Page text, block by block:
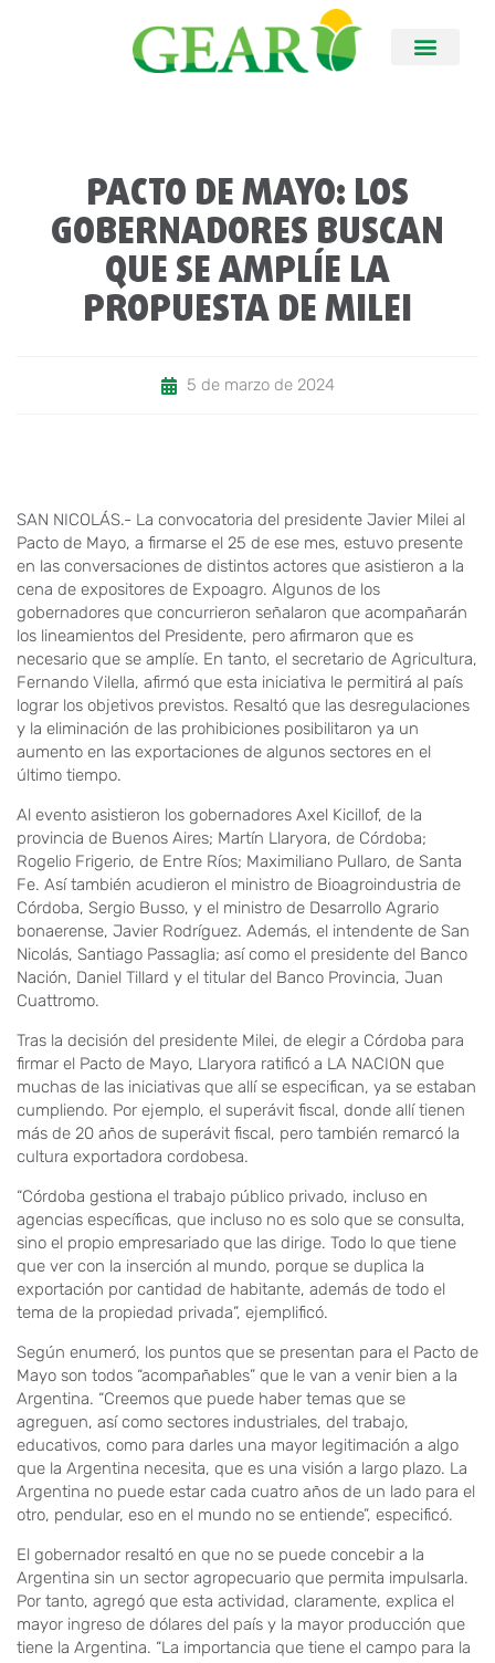
PACTO DE MAYO: LOS
GOBERNADORES BUSCAN
QUE SE AMPLÍE LA
PROPUESTA DE MILEI
5 de marzo de 2024
SAN NICOLÁS.- La convocatoria del presidente Javier Milei al
Pacto de Mayo, a firmarse el 25 de ese mes, estuvo presente
en las conversaciones de distintos actores que asistieron a la
cena de expositores de Expoagro. Algunos de los
gobernadores que concurrieron señalaron que acompañarán
los lineamientos del Presidente, pero afirmaron que es
necesario que se amplíe. En tanto, el secretario de Agricultura,
Fernando Vilella, afirmó que esta iniciativa le permitirá al país
lograr los objetivos previstos. Resaltó que las desregulaciones
y la eliminación de las prohibiciones posibilitaron ya un
aumento en las exportaciones de algunos sectores en el
último tiempo.
Al evento asistieron los gobernadores Axel Kicillof, de la
provincia de Buenos Aires; Martín Llaryora, de Córdoba;
Rogelio Frigerio, de Entre Ríos; Maximiliano Pullaro, de Santa
Fe. Así también acudieron el ministro de Bioagroindustria de
Córdoba, Sergio Busso, y el ministro de Desarrollo Agrario
bonaerense, Javier Rodríguez. Además, el intendente de San
Nicolás, Santiago Passaglia; así como el presidente del Banco
Nación, Daniel Tillard y el titular del Banco Provincia, Juan
Cuattromo.
Tras la decisión del presidente Milei, de elegir a Córdoba para
firmar el Pacto de Mayo, Llaryora ratificó a LA NACION que
muchas de las iniciativas que allí se especifican, ya se estaban
cumpliendo. Por ejemplo, el superávit fiscal, donde allí tienen
más de 20 años de superávit fiscal, pero también remarcó la
cultura exportadora cordobesa.
“Córdoba gestiona el trabajo público privado, incluso en
agencias específicas, que incluso no es solo que se consulta,
sino el propio empresariado que las dirige. Todo lo que tiene
que ver con la inserción al mundo, porque se duplica la
exportación por cantidad de habitante, además de todo el
tema de la propiedad privada”, ejemplificó.
Según enumeró, los puntos que se presentan para el Pacto de
Mayo son todos “acompañables” que le van a venir bien a la
Argentina. “Creemos que puede haber temas que se
agreguen, así como sectores industriales, del trabajo,
educativos, como para darles una mayor legitimación a algo
que la Argentina necesita, que es una visión a largo plazo. La
Argentina no puede estar cada cuatro años de un lado para el
otro, pendular, eso en el mundo no se entiende”, especificó.
El gobernador resaltó en que no se puede concebir a la
Argentina sin un sector agropecuario que permita impulsarla.
Por tanto, agregó que esta actividad, claramente, explica el
mayor ingreso de dólares del país y la mayor producción que
tiene la Argentina. “La importancia que tiene el campo para la